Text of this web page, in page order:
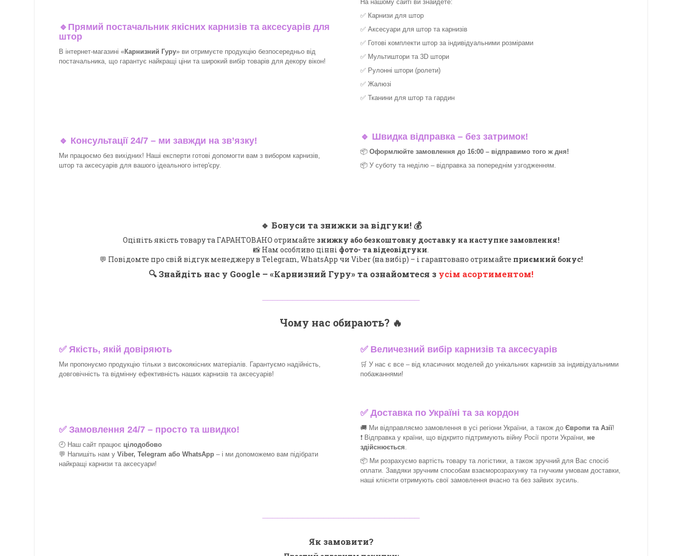
🔹 Прямий постачальник якісних карнизів та аксесуарів для
штор
В інтернет-магазині «Карнизний Гуру» ви отримуєте продукцію безпосередньо від
постачальника, що гарантує найкращі ціни та широкий вибір товарів для декору вікон!​
На нашому сайті ви знайдете:
✅ Карнизи для штор
✅ Аксесуари для штор та карнизів
✅ Готові комплекти штор за індивідуальними розмірами
✅ Мультиштори та 3D штори
✅ Рулонні штори (ролети)
✅ Жалюзі
✅ Тканини для штор та гардин
🔹 Консультації 24/7 – ми завжди на зв’язку!
Ми працюємо без вихідних! Наші експерти готові допомогти вам з вибором карнизів,
штор та аксесуарів для вашого ідеального інтер'єру.​
🔹 Швидка відправка – без затримок!
📦 Оформлюйте замовлення до 16:00 – відправимо того ж дня!
📦 У суботу та неділю – відправка за попереднім узгодженням.
🔹 Бонуси та знижки за відгуки! 💰
Оцініть якість товару та ГАРАНТОВАНО отримайте знижку або безкоштовну доставку на наступне замовлення!
📸 Нам особливо цінні фото- та відеовідгуки.
💬 Повідомте про свій відгук менеджеру в Telegram, WhatsApp чи Viber (на вибір) – і гарантовано отримайте приємний бонус!
🔍Знайдіть нас у Google – «Карнизний Гуру» та ознайомтеся з усім асортиментом!
Чому нас обирають? 🔥
✅Якість, якій довіряють
Ми пропонуємо продукцію тільки з високоякісних матеріалів. Гарантуємо надійність,
довговічність та відмінну ефективність наших карнизів та аксесуарів!​
✅ Величезний вибір карнизів та аксесуарів
🛒 У нас є все – від класичних моделей до унікальних карнизів за індивідуальними
побажаннями!​
✅Замовлення 24/7 – просто та швидко!
🕘 Наш сайт працює цілодобово
💬 Напишіть нам у Viber, Telegram або WhatsApp – і ми допоможемо вам підібрати
найкращі карнизи та аксесуари!
✅Доставка по Україні та за кордон
🚚 Ми відправляємо замовлення в усі регіони України, а також до Європи та Азії!
❗ Відправка у країни, що відкрито підтримують війну Росії проти України, не
здійснюється.
📦 Ми розрахуємо вартість товару та логістики, а також зручний для Вас спосіб
оплати. Завдяки зручним способам взаєморозрахунку та гнучким умовам доставки,
наші клієнти отримують свої замовлення вчасно та без зайвих зусиль.
Як замовити?